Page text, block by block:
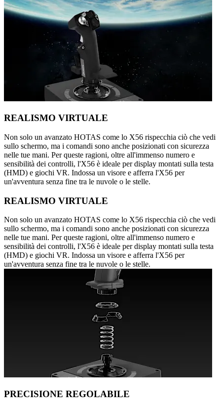
REALISMO VIRTUALE
Non solo un avanzato HOTAS come lo X56 rispecchia ciò che vedi
sullo schermo, ma i comandi sono anche posizionati con sicurezza
nelle tue mani. Per queste ragioni, oltre all'immenso numero e
sensibilità dei controlli, l'X56 è ideale per display montati sulla testa
(HMD) e giochi VR. Indossa un visore e afferra l'X56 per
un'avventura senza fine tra le nuvole o le stelle.
REALISMO VIRTUALE
Non solo un avanzato HOTAS come lo X56 rispecchia ciò che vedi
sullo schermo, ma i comandi sono anche posizionati con sicurezza
nelle tue mani. Per queste ragioni, oltre all'immenso numero e
sensibilità dei controlli, l'X56 è ideale per display montati sulla testa
(HMD) e giochi VR. Indossa un visore e afferra l'X56 per
un'avventura senza fine tra le nuvole o le stelle.
PRECISIONE REGOLABILE